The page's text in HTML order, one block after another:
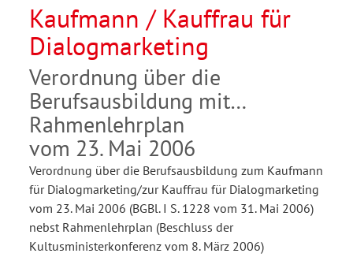
Kaufmann / Kauffrau für
Dialogmarketing
Verordnung über die
Berufsausbildung mit
Rahmenlehrplan
vom 23. Mai 2006
Verordnung über die Berufsausbildung zum Kaufmann
für Dialogmarketing/zur Kauffrau für Dialogmarketing
vom 23. Mai 2006 (BGBl. I S. 1228 vom 31. Mai 2006)
nebst Rahmenlehrplan (Beschluss der
Kultusministerkonferenz vom 8. März 2006)